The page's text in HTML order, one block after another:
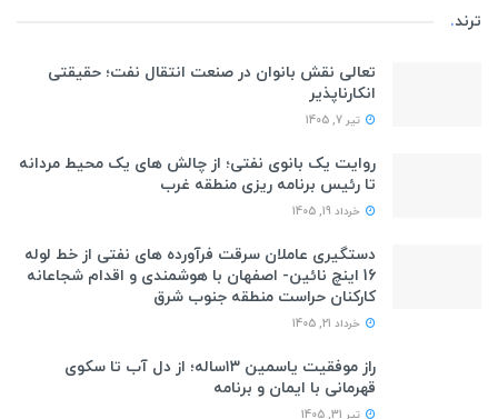
ترند.
تعالی نقش بانوان در صنعت انتقال نفت؛ حقیقتی
انکارناپذیر
تیر 7, 1405
روایت یک بانوی نفتی؛ از چالش های یک محیط مردانه
تا رئیس برنامه ریزی منطقه غرب
خرداد 19, 1405
دستگیری عاملان سرقت فرآورده های نفتی از خط لوله
16 اینچ نائین- اصفهان با هوشمندی و اقدام شجاعانه
کارکنان حراست منطقه جنوب شرق
خرداد 21, 1405
راز موفقیت یاسمین ۱۳ساله؛ از دل آب تا سکوی
قهرمانی با ایمان و برنامه
تیر 31, 1405